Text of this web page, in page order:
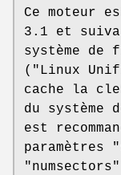
Ce moteur
3.1 et
système de
("Linux
cache la
du
est
paramètres